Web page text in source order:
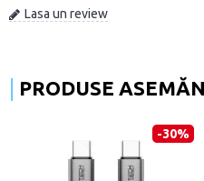
Lasa un review
PRODUSE
-30%